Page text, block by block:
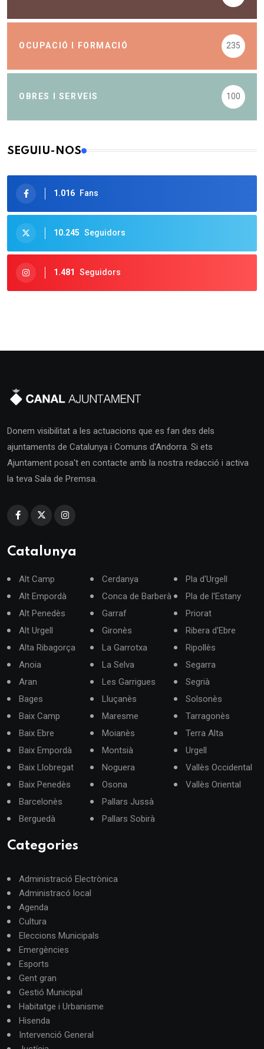
OCUPACIÓ I FORMACIÓ 235
OBRES I SERVEIS 100
SEGUIU-NOS
1.016 Fans
10.245 Seguidors
1.481 Seguidors
Donem visibilitat a les actuacions que es fan des dels
ajuntaments de Catalunya i Comuns d'Andorra. Si ets
Ajuntament posa't en contacte amb la nostra redacció i activa
la teva Sala de Premsa.
Catalunya
Alt Camp
Alt Empordà
Alt Penedès
Alt Urgell
Alta Ribagorça
Anoia
Aran
Bages
Baix Camp
Baix Ebre
Baix Empordà
Baix Llobregat
Baix Penedès
Barcelonès
Berguedà
Cerdanya
Conca de Barberà
Garraf
Gironès
La Garrotxa
La Selva
Les Garrigues
Lluçanès
Maresme
Moianès
Montsià
Noguera
Osona
Pallars Jussà
Pallars Sobirà
Pla d'Urgell
Pla de l'Estany
Priorat
Ribera d'Ebre
Ripollès
Segarra
Segrià
Solsonès
Tarragonès
Terra Alta
Urgell
Vallès Occidental
Vallès Oriental
Categories
Administració Electrònica
Administracó local
Agenda
Cultura
Eleccions Municipals
Emergències
Esports
Gent gran
Gestió Municipal
Habitatge i Urbanisme
Hisenda
Intervenció General